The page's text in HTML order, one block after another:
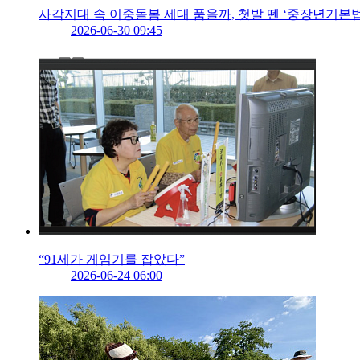
사각지대 속 이중돌봄 세대 품을까, 첫발 뗀 ‘중장년기본
2026-06-30 09:45
“91세가 게임기를 잡았다”
2026-06-24 06:00